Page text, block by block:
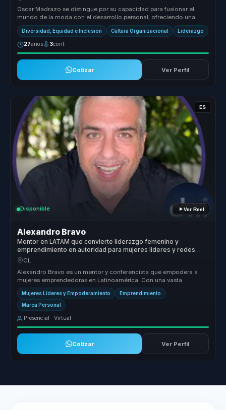
Oscar Madrazo se distingue por su capacidad para fusionar el
mundo de la moda con el desarrollo personal, ofreciendo una
propuesta de val...
Diversidad, Equidad e Inclusión Cultura Organizacional Liderazgo
27años 3conf.
Cotizar Ver Perfil
ES
Disponible Ver Reel
Alexandro Bravo
Mentor en LATAM que convierte liderazgo femenino y
emprendimiento en autoridad para mujeres lideres y redes
empresariales.
CL
Alexandro Bravo es un mentor y conferencista que empodera a
mujeres emprendedoras en Latinoamérica. Con una vasta
experiencia y formación...
Mujeres Líderes y Empoderamiento Emprendimiento
Marca Personal
Presencial · Virtual
Cotizar Ver Perfil